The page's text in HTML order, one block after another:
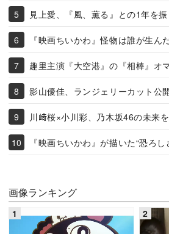
見上愛、『風、薫る』との1年を
『映画ちいかわ』怪物は誰が生ん
趣里主演『大空港』の『相棒』オ
影山優佳、ランジェリーカット公
川﨑桜×小川彩、乃木坂46の未来
『映画ちいかわ』が描いた“恐ろし
画像ランキング